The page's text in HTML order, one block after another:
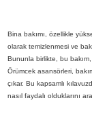
Bina bakımı, özellikle
olarak temizlenmesi ve
Bununla birlikte, bu
Örümcek asansörleri,
çıkar. Bu kapsamlı
nasıl faydalı olduklarını